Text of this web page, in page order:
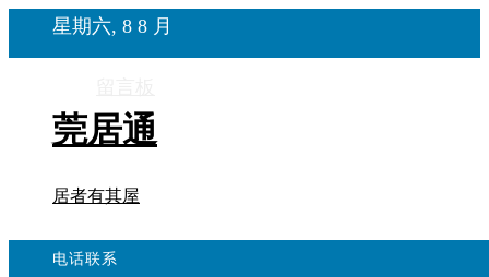
星期六, 8 8 月
莞居通
居者有其屋
电话联系